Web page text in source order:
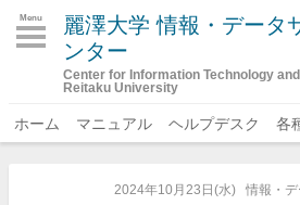
Menu
麗澤大学 情報・データ
ンター
Center for Information Technology
Reitaku University
ホーム マニュアル ヘルプデスク 各
2024年10月23日(水) 情報・